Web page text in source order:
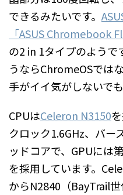
できるみたいです。
「ASUS Chromebook
の2 in 1タイプのよう
うならChromeOSでは
手がイイ気がしないで
CPUはCeleron N3150
クロック1.6GHz、バー
ッドコアで、GPUには
を採用しています。
からN2840（BayTrail